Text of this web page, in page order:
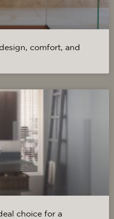
comfort, and
choice for a